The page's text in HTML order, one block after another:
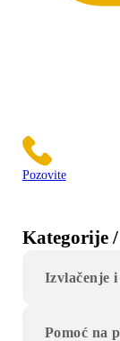
Pozovite
Kategorije
Izvlačenje
Pomoć na